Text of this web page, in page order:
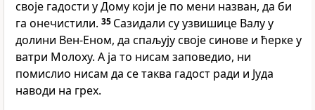
своје гадости у Дому који је по мени назван, да би
га онечистили. 35 Сазидали су узвишице Валу у
долини Вен-Еном, да спаљују своје синове и ћерке у
ватри Молоху. А ја то нисам заповедио, ни
помислио нисам да се таква гадост ради и Јуда
наводи на грех.